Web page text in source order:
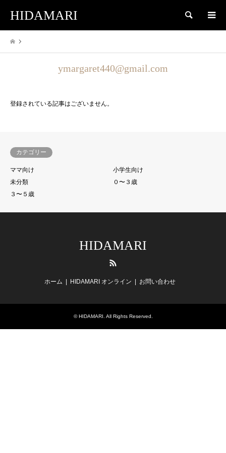
HIDAMARI 検索
ymargaret440@gmail.com
登録されている記事はございません。
カテゴリー
ママ向け
小学生向け
未分類
０〜３歳
３〜５歳
HIDAMARI
ホーム HIDAMARI オンライン お問い合わせ
©HIDAMARI . All Rights Reserved.